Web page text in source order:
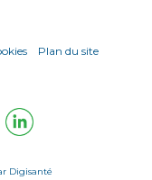
Plan du site
Digisanté